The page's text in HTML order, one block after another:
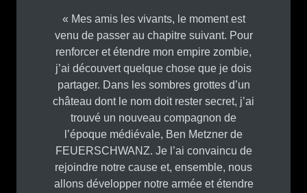
« Mes amis les vivants, le moment est
venu de passer au chapitre suivant. Pour
renforcer et étendre mon empire zombie,
j’ai découvert quelque chose que je dois
partager. Dans les sombres grottes d’un
château dont le nom doit rester secret, j’ai
trouvé un nouveau compagnon de
l’époque médiévale, Ben Metzner de
FEUERSCHWANZ. Je l’ai convaincu de
rejoindre notre cause et, ensemble, nous
allons développer notre armée et étendre